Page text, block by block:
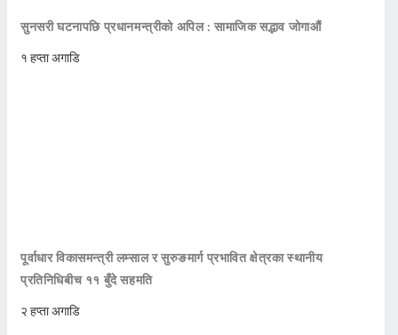
सुनसरी घटनापछि प्रधानमन्त्रीको अपिल : सामाजिक सद्भाव जोगाऔं
१ हप्ता अगाडि
पूर्वाधार विकासमन्त्री लम्साल र सुरुङमार्ग प्रभावित क्षेत्रका स्थानीय
प्रतिनिधिबीच ११ बुँदे सहमति
२ हप्ता अगाडि